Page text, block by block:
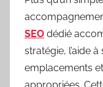
SEO dédié
stratégie, l’aide
emplacements